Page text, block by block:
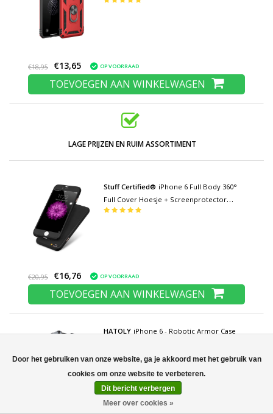
€18,95 €13,65 OP VOORRAAD
TOEVOEGEN AAN WINKELWAGEN
LAGE PRIJZEN EN RUIM ASSORTIMENT
Stuff Certified® iPhone 6 Full Body 360°
Full Cover Hoesje + Screenprotector
Zwart
€20,95 €16,76 OP VOORRAAD
TOEVOEGEN AAN WINKELWAGEN
HATOLY iPhone 6 - Robotic Armor Case
Door het gebruiken van onze website, ga je akkoord met het gebruik van
Dit bericht verbergen
Meer over cookies »